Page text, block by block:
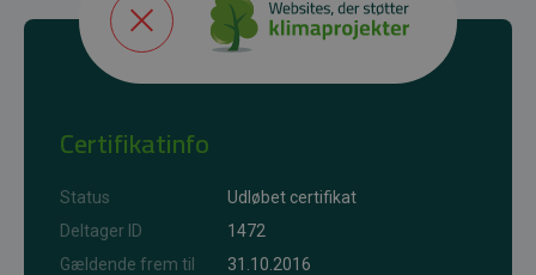
Certifikatinfo
Status
Udløbet certifikat
Deltager ID
1472
Gældende frem til
31.10.2016